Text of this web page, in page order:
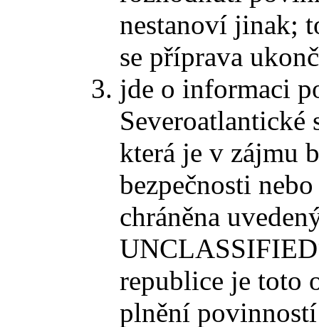
nestanoví jinak;
se příprava
jde o informaci
která je v zájmu
bezpečnosti
chráněna
republice je toto
plnění